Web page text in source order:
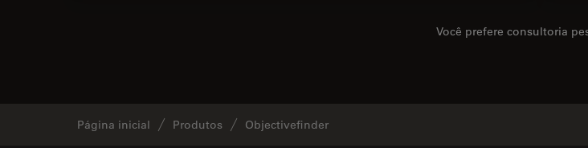
Você prefere consultoria
Página inicial Produtos Objectivefinder